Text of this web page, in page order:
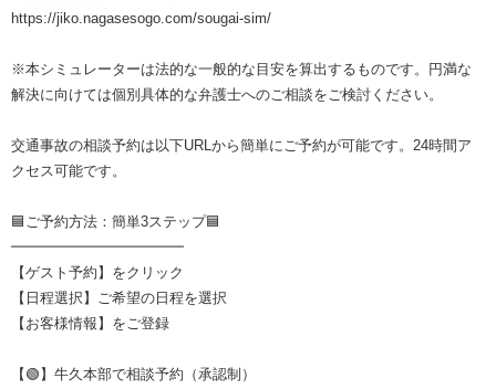
https://jiko.nagasesogo.com/sougai-sim/
※本シミュレーターは法的な一般的な目安を算出するものです。円満な
解決に向けては個別具体的な弁護士へのご相談をご検討ください。
交通事故の相談予約は以下URLから簡単にご予約が可能です。24時間ア
クセス可能です。
🟦ご予約方法：簡単3ステップ🟦
━━━━━━━━━━━━
【ゲスト予約】をクリック
【日程選択】ご希望の日程を選択
【お客様情報】をご登録
【🟢】牛久本部で相談予約（承認制）